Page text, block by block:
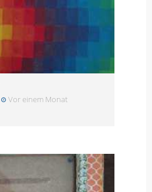
Vor einem Monat